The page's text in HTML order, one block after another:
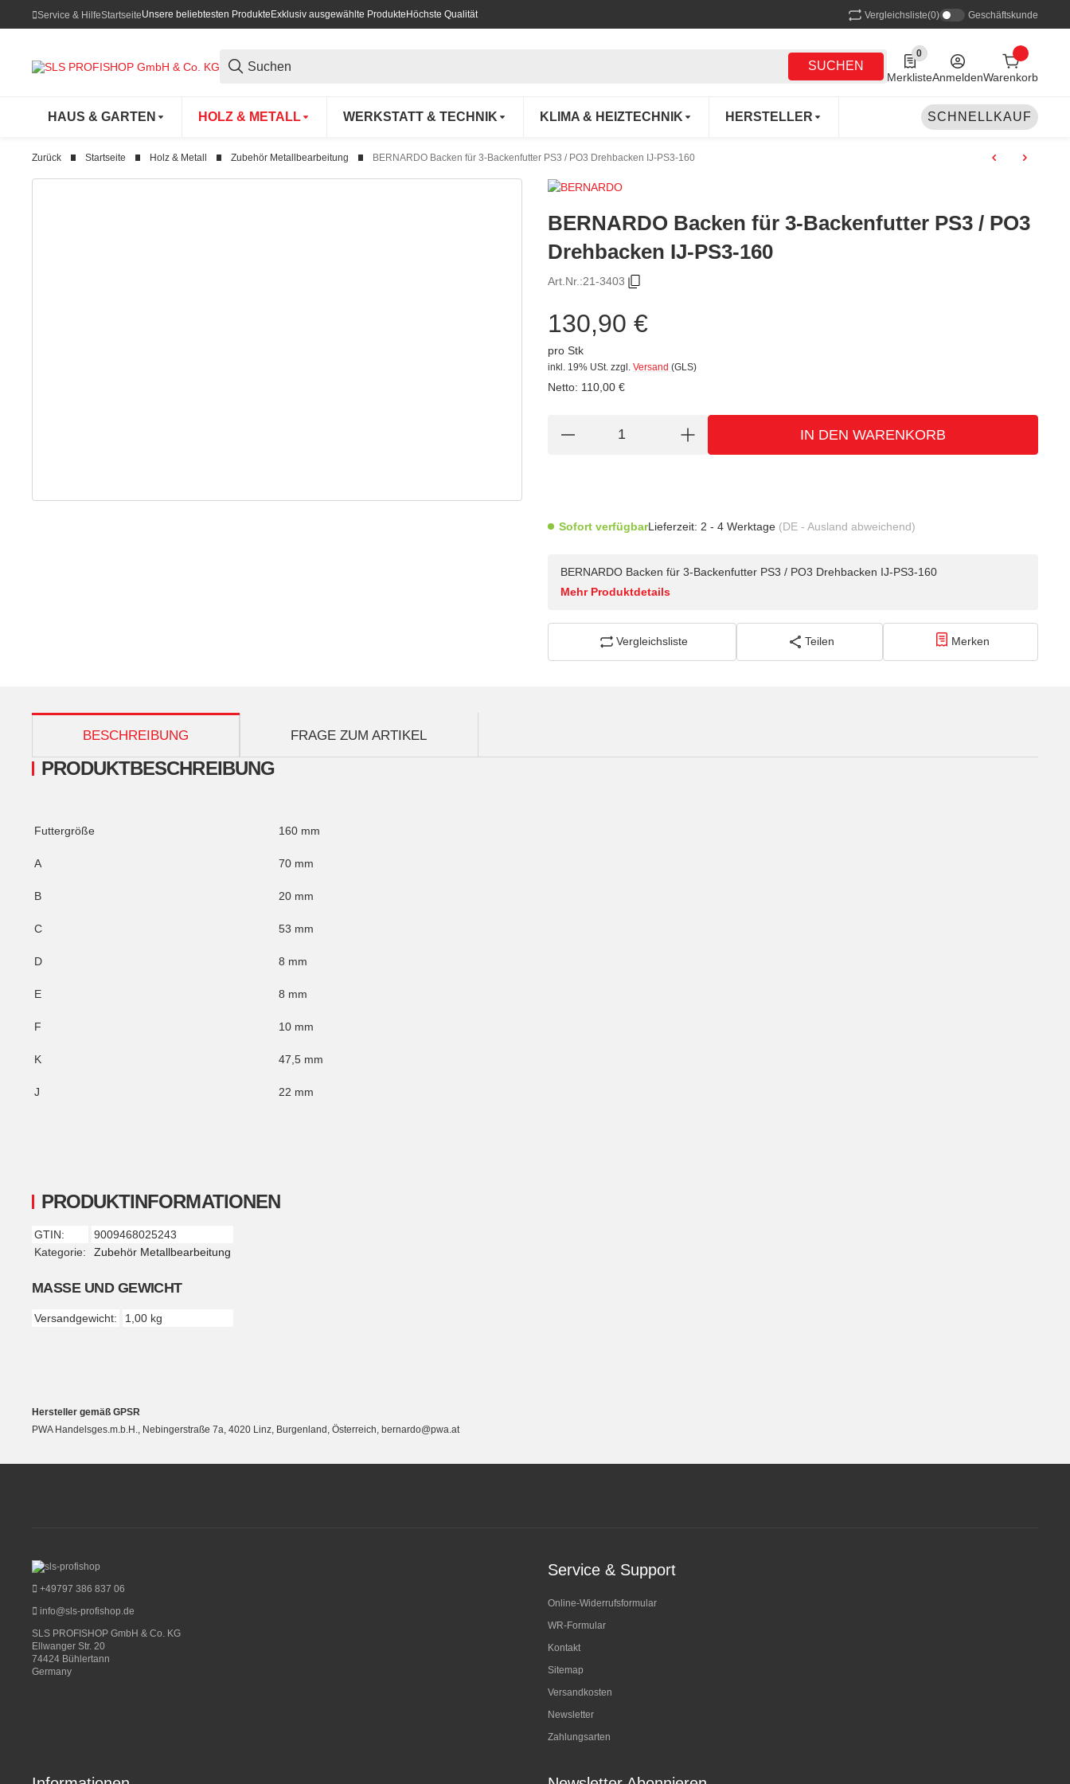
Service & HilfeStartseiteUnsere beliebtesten Produkte Exklusiv ausgewählte Produkte Höchste Qualität Vergleichsliste(0) Geschäftskunde
SUCHEN
0
0 Produkte in der Liste
MerklisteAnmeldenWarenkorb
HAUS & GARTEN HOLZ & METALL WERKSTATT & TECHNIK KLIMA & HEIZTECHNIK HERSTELLER SCHNELLKAUF
Zurück Startseite Holz & Metall Zubehör Metallbearbeitung BERNARDO Backen für 3-Backenfutter PS3 / PO3 Drehbacken IJ-PS3-160
BERNARDO Backen für 3-Backenfutter PS3 / PO3
Drehbacken IJ-PS3-160
Art.Nr.:21-3403
130,90 €
pro Stk
inkl. 19% USt. zzgl. Versand (GLS)
Netto: 110,00 €
IN DEN WARENKORB
Sofort verfügbarLieferzeit: 2 - 4 Werktage (DE - Ausland abweichend)
BERNARDO Backen für 3-Backenfutter PS3 / PO3 Drehbacken IJ-PS3-160
Mehr Produktdetails
Vergleichsliste Teilen Merken
weitere Registerkarten anzeigen
BESCHREIBUNG FRAGE ZUM ARTIKEL
PRODUKTINFORMATIONEN
GTIN:
9009468025243
Kategorie:
Zubehör Metallbearbeitung
MASSE UND GEWICHT
Versandgewicht: 1,00 kg
PRODUKTBESCHREIBUNG
Futtergröße 160 mm
A 70 mm
B 20 mm
C 53 mm
D 8 mm
E 8 mm
F 10 mm
K 47,5 mm
J 22 mm
Hersteller gemäß GPSR
PWA Handelsges.m.b.H., Nebingerstraße 7a, 4020 Linz, Burgenland, Österreich, bernardo@pwa.at
+49797 386 837 06
info@sls-profishop.de
SLS PROFISHOP GmbH & Co. KG
Ellwanger Str. 20
74424 Bühlertann
Germany
Service & Support
Online-Widerrufsformular
WR-Formular
Kontakt
Sitemap
Versandkosten
Newsletter
Zahlungsarten